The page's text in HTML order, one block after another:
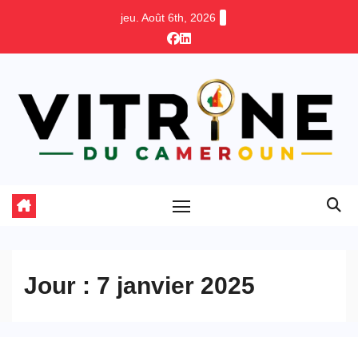
jeu. Août 6th, 2026
Jour : 7 janvier 2025